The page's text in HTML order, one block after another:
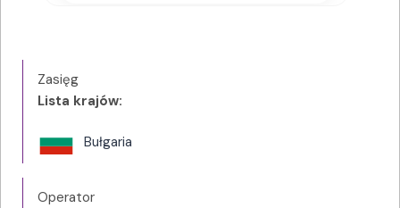
Zasięg
Lista krajów:
Bułgaria
Operator